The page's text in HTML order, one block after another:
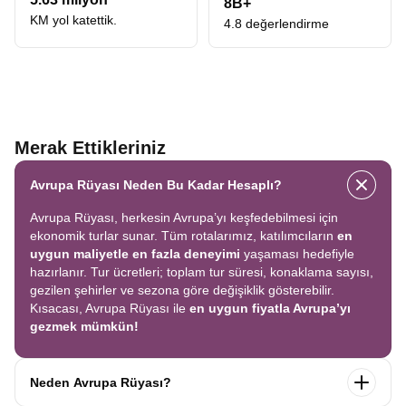
KM yol katettik.
8B+
4.8 değerlendirme
Merak Ettikleriniz
Avrupa Rüyası Neden Bu Kadar Hesaplı?
Avrupa Rüyası, herkesin Avrupa’yı keşfedebilmesi için
ekonomik turlar sunar. Tüm rotalarımız, katılımcıların en
uygun maliyetle en fazla deneyimi yaşaması hedefiyle
hazırlanır. Tur ücretleri; toplam tur süresi, konaklama sayısı,
gezilen şehirler ve sezona göre değişiklik gösterebilir.
Kısacası, Avrupa Rüyası ile en uygun fiyatla Avrupa’yı
gezmek mümkün!
Neden Avrupa Rüyası?